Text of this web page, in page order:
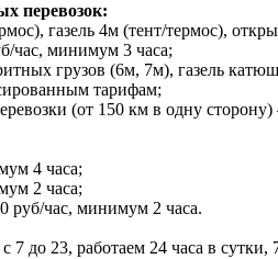
перевозок:
газель 4м (тент/термос),
час, минимум 3 часа;
грузов (6м, 7м), газель
тарифам;
(от 150 км в одну сторону)
4 часа;
2 часа;
руб/час, минимум 2 часа.
7 до 23, работаем 24 часа в